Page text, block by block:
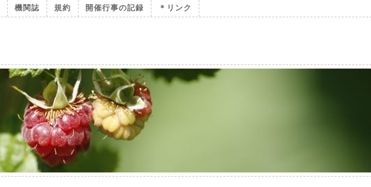
機関誌 規約 開催行事の記録 ＊リンク